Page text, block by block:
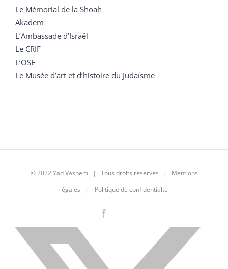
Le Mémorial de la Shoah
Akadem
L’Ambassade d’Israël
Le CRIF
L’OSE
Le Musée d’art et d’histoire du Judaïsme
© 2022 Yad Vashem | Tous droits réservés | Mentions
légales | Politique de confidentialté
X